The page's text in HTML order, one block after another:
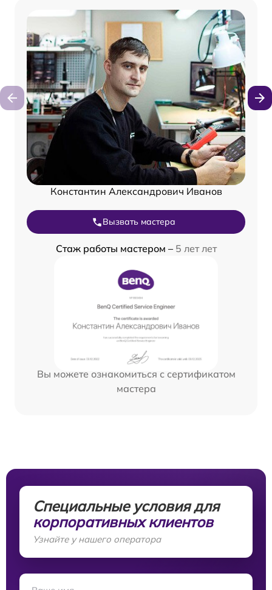
Константин Александрович Иванов
Вызвать мастера
Стаж работы мастером – 5 лет лет
Вы можете ознакомиться с сертификатом
мастера
Специальные условия для
корпоративных клиентов
Узнайте у нашего оператора